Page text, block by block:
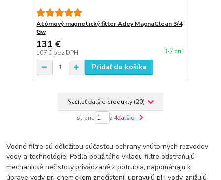
Atómový magnetický filter Adey MagnaClean 3/4
Gw
131 €
107 € bez DPH 3-7 dní
Pridať do košíka
Načítať ďalšie produkty (20)
strana z 4ďalšie
Vodné filtre sú dôležitou súčasťou ochrany vnútorných rozvodov
vody a technológie. Podľa použitého vkladu filtre odstraňujú
mechanické nečistoty privádzané z potrubia, napomáhajú k
úprave vody pri chemickom znečistení, upravujú pH vody, znižujú